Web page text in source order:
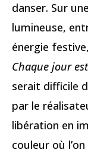
danser. Sur
lumineuse,
énergie
Chaque jour
serait difficile
par le
libération en
couleur où